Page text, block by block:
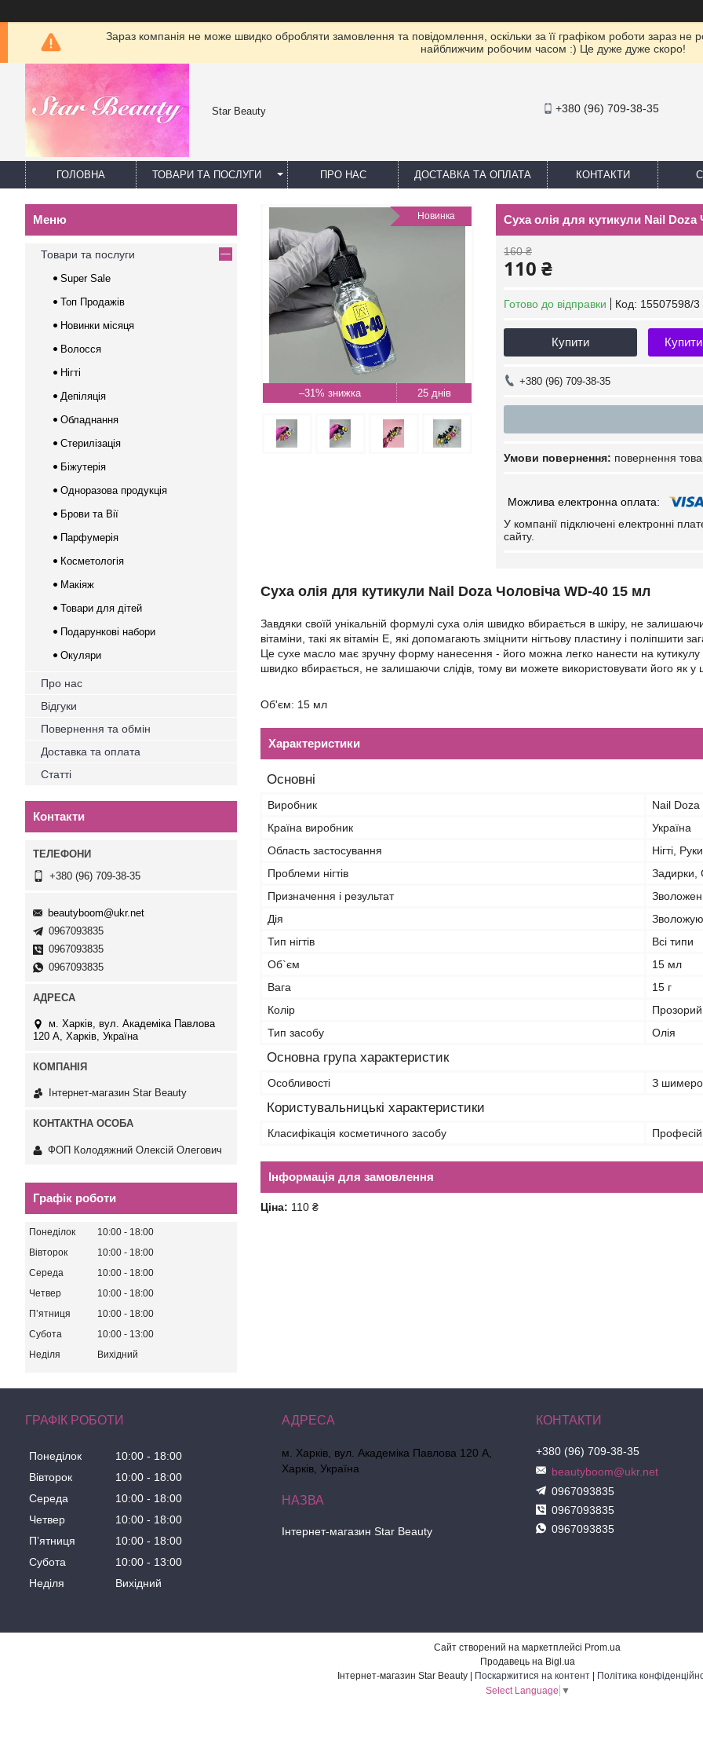
Зараз компанія не може швидко обробляти замовлення та повідомлення, оскільки за її графіком роботи зараз
найближчим робочим часом :) Це дуже дуже скоро!
Star Beauty +380 (96) 709-38-35
ГОЛОВНА ТОВАРИ ТА ПОСЛУГИ ПРО НАС ДОСТАВКА ТА ОПЛАТА КОНТАКТИ
–31% 25 днів
Новинка Суха олія для кутикули Nail Doza
160 ₴
110 ₴
Готово до відправки Код: 15507598/3
Купити
+380 (96) 709-38-35
повернення
У компанії підключені електронні
сайту.
Суха олія для кутикули Nail Doza Чоловіча WD-40 15 мл
Завдяки своїй унікальній формулі суха олія швидко вбирається в шкіру, не
вітаміни, такі як вітамін Е, які допомагають зміцнити нігтьову пластину і поліпшити
Це сухе масло має зручну форму нанесення - його можна легко нанести на
швидко вбирається, не залишаючи слідів, тому ви можете використовувати його як у
Об'єм: 15 мл
Характеристики
Основні
Виробник
Nail Doza
Країна виробник
Україна
Область застосування
Нігті,
Проблеми нігтів
Задирки,
Призначення і результат
Дія
Тип нігтів
Всі типи
Об`єм
15 мл
Вага
15 г
Колір
Прозорий
Тип засобу
Олія
Основна група характеристик
Особливості З
Користувальницькі характеристики
Класифікація косметичного засобу
Інформація для замовлення
Ціна: 110 ₴
Товари та послуги
Super Sale
Топ Продажів
Новинки місяця
Волосся
Нігті
Депіляція
Обладнання
Стерилізація
Біжутерія
Одноразова продукція
Брови та Вії
Парфумерія
Косметологія
Макіяж
Товари для дітей
Подарункові набори
Окуляри
Про нас
Відгуки
Повернення та обмін
Доставка та оплата
Статті
Контакти
+380 (96) 709-38-35
beautyboom@ukr.net
0967093835
0967093835
0967093835
м. Харків, вул. Академіка Павлова
120 А, Харків, Україна
Інтернет-магазин Star Beauty
ФОП Колодяжний Олексій Олегович
Графік роботи
Понеділок 10:00
18:00
Вівторок
10:00
18:00
Середа
10:00
18:00
Четвер
10:00
18:00
Пʼятниця
10:00
18:00
Субота
10:00
13:00
Неділя
Вихідний
ГРАФІК РОБОТИ
Понеділок 10:00
18:00
Вівторок
10:00
18:00
Середа
10:00
18:00
Четвер
10:00
18:00
Пʼятниця
10:00
18:00
Субота
10:00
13:00
Неділя
Вихідний
м. Харків, вул. Академіка Павлова 120 А,
Харків, Україна
Інтернет-магазин Star Beauty
+380 (96) 709-38-35
beautyboom@ukr.net
0967093835
0967093835
0967093835
Сайт створений на маркетплейсі Prom.ua
Продавець на Bigl.ua
Інтернет-магазин Star Beauty | Поскаржитися на контент | Політика
Select Language ▼